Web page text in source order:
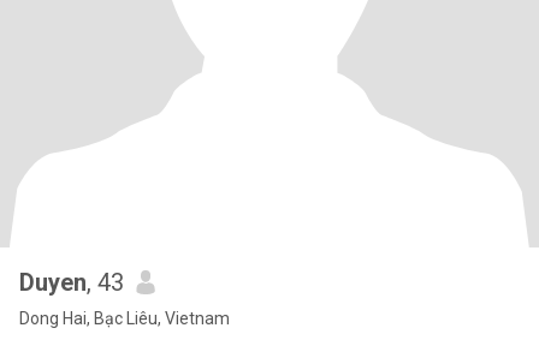
Duyen, 43
Dong Hai, Bạc Liêu, Vietnam